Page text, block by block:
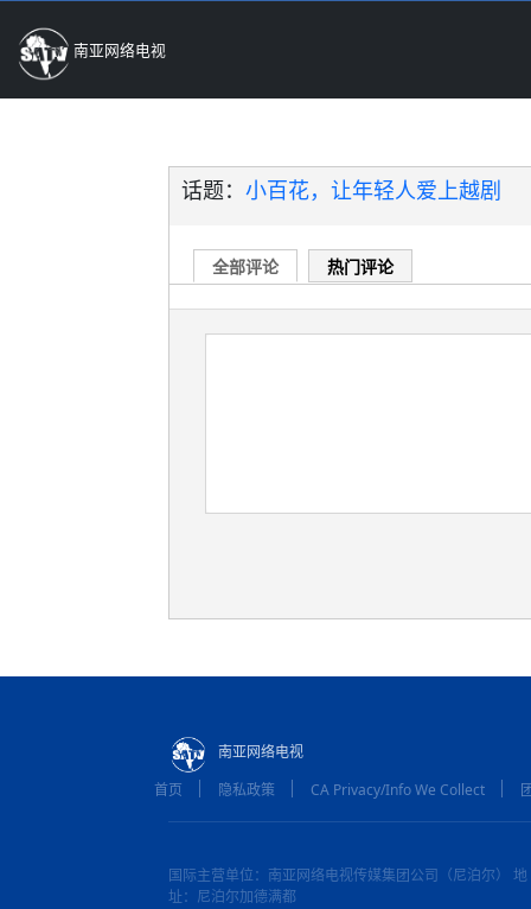
南亚网络电视
话题： 小百花，让年轻人爱上越剧
全部评论 热门评论
南亚网络电视
首页
隐私政策 CA Privacy/Info We Collect
国际主营单位：南亚网络电视传媒集团公司（尼泊尔） 地
址：尼泊尔加德满都